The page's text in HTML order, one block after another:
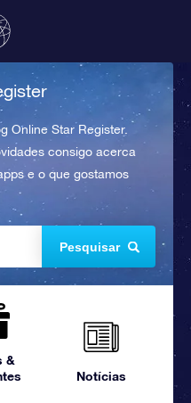
Online Star Register.
consigo acerca
e o que gostamos
Pesquisar
&
Notícias